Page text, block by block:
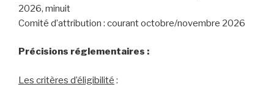
2026, minuit
Comité d’attribution : courant octobre/novembre 2026
Précisions réglementaires :
Les critères d’éligibilité :